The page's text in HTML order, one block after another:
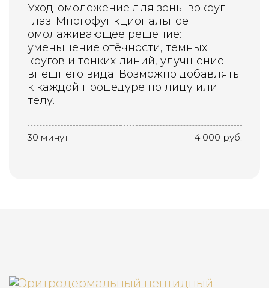
Уход-омоложение для зоны вокруг
глаз. Многофункциональное
омолаживающее решение:
уменьшение отёчности, темных
кругов и тонких линий, улучшение
внешнего вида. Возможно добавлять
к каждой процедуре по лицу или
телу.
30 минут 4 000 руб.